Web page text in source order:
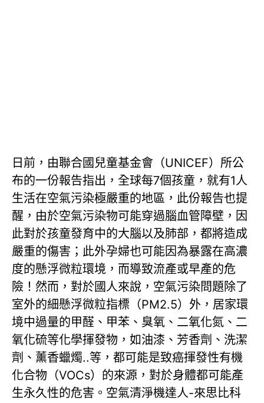
日前，由聯合國兒童基金會（UNICEF）所公
布的一份報告指出，全球每7個孩童，就有1人
生活在空氣污染極嚴重的地區，此份報告也提
醒，由於空氣污染物可能穿過腦血管障壁，因
此對於孩童發育中的大腦以及肺部，都將造成
嚴重的傷害；此外孕婦也可能因為暴露在高濃
度的懸浮微粒環境，而導致流產或早產的危
險！然而，對於國人來說，空氣污染問題除了
室外的細懸浮微粒指標（PM2.5）外，居家環
境中過量的甲醛、甲苯、臭氧、二氧化氮、二
氧化硫等化學揮發物，如油漆、芳香劑、洗潔
劑、薰香蠟燭..等，都可能是致癌揮發性有機
化合物（VOCs）的來源，對於身體都可能產
生永久性的危害。空氣清淨機達人-來思比科